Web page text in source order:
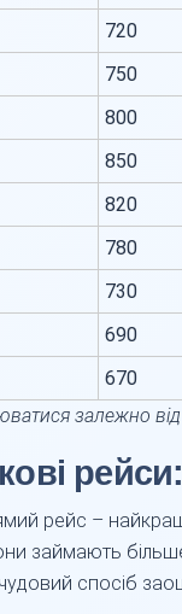
720
750
800
850
820
780
730
690
670
залежно
рейс –
займають
спосіб